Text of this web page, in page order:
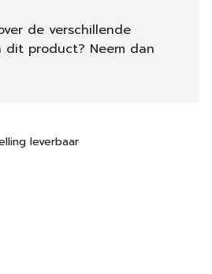
de verschillende
dit product? Neem dan
leverbaar